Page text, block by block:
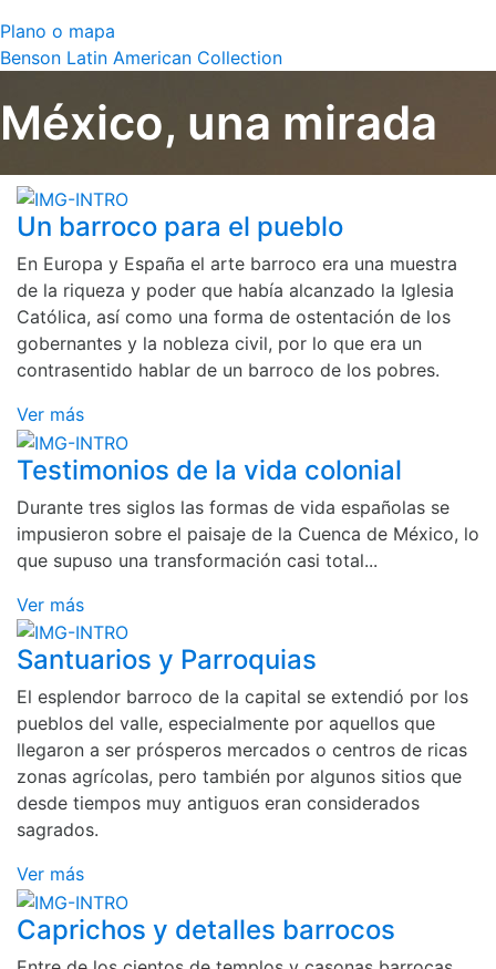
Plano o mapa
Benson Latin American Collection
México, una mirada
Un barroco para el pueblo
En Europa y España el arte barroco era una muestra
de la riqueza y poder que había alcanzado la Iglesia
Católica, así como una forma de ostentación de los
gobernantes y la nobleza civil, por lo que era un
contrasentido hablar de un barroco de los pobres.
Ver más
Testimonios de la vida colonial
Durante tres siglos las formas de vida españolas se
impusieron sobre el paisaje de la Cuenca de México, lo
que supuso una transformación casi total...
Ver más
Santuarios y Parroquias
El esplendor barroco de la capital se extendió por los
pueblos del valle, especialmente por aquellos que
llegaron a ser prósperos mercados o centros de ricas
zonas agrícolas, pero también por algunos sitios que
desde tiempos muy antiguos eran considerados
sagrados.
Ver más
Caprichos y detalles barrocos